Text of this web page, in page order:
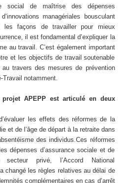
social de maîtrise des dépenses
managériales bousculant
les façons de travailler pour mieux
il est fondamental d’expliquer la
au travail. C’est également important
et les objectifs de travail soutenable
travers des mesures de prévention
notamment.
APEPP est articulé en deux
les effets des réformes de la
et de l’âge de départ à la retraite dans
des individus.Ces réformes
dépenses d’assurance sociale et de
privé, l’Accord National
changé les règles relatives au délai de
complémentaires en cas d’arrêt